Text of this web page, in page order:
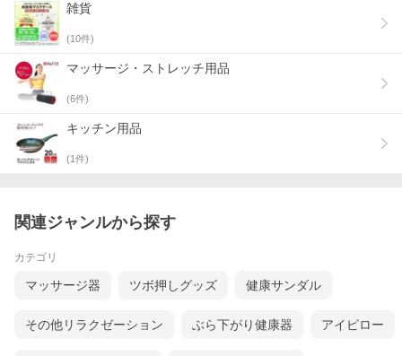
雑貨
(10件)
マッサージ・ストレッチ用品
(6件)
キッチン用品
(1件)
関連ジャンルから探す
カテゴリ
マッサージ器 ツボ押しグッズ 健康サンダル
その他リラクゼーション ぶら下がり健康器 アイピロー